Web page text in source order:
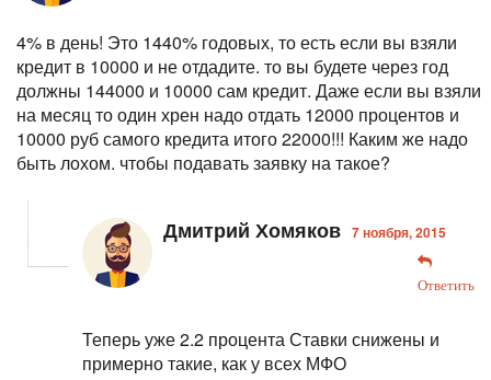
4% в день! Это 1440% годовых, то есть если вы взяли
кредит в 10000 и не отдадите. то вы будете через год
должны 144000 и 10000 сам кредит. Даже если вы взяли
на месяц то один хрен надо отдать 12000 процентов и
10000 руб самого кредита итого 22000!!! Каким же надо
быть лохом. чтобы подавать заявку на такое?
Дмитрий Хомяков 7 ноября, 2015
Ответить
Теперь уже 2.2 процентаСтавки снижены и
примерно такие, как у всех МФО